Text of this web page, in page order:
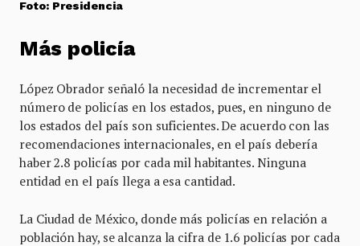
Foto: Presidencia
Más policía
López Obrador señaló la necesidad de incrementar el
número de policías en los estados, pues, en ninguno de
los estados del país son suficientes. De acuerdo con las
recomendaciones internacionales, en el país debería
haber 2.8 policías por cada mil habitantes. Ninguna
entidad en el país llega a esa cantidad.
La Ciudad de México, donde más policías en relación a
población hay, se alcanza la cifra de 1.6 policías por cada